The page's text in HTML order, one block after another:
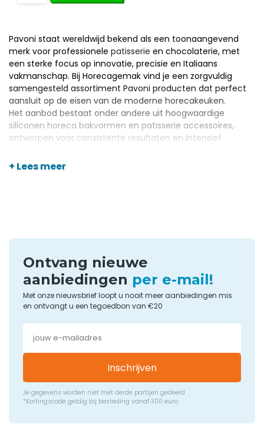
Pavoni staat wereldwijd bekend als een toonaangevend
merk voor professionele patisserie en chocolaterie, met
een sterke focus op innovatie, precisie en Italiaans
vakmanschap. Bij Horecagemak vind je een zorgvuldig
samengesteld assortiment Pavoni producten dat perfect
aansluit op de eisen van de moderne horecakeuken.
Het aanbod bestaat onder andere uit hoogwaardige
siliconen horeca bakvormen en patisserie accessoires,
ontworpen voor consistente resultaten en intensief
prijzen en persoonlijk advies is Horecagemak dé plek om
+ Lees meer
Ontvang nieuwe
aanbiedingen per e-mail!
Met onze nieuwsbrief loopt u nooit meer aanbiedingen mis
en ontvangt u een tegoedbon van €20
Inschrijven
Je gegevens worden niet met derde partijen gedeeld
*Kortingscode geldig bij besteding vanaf 300 euro